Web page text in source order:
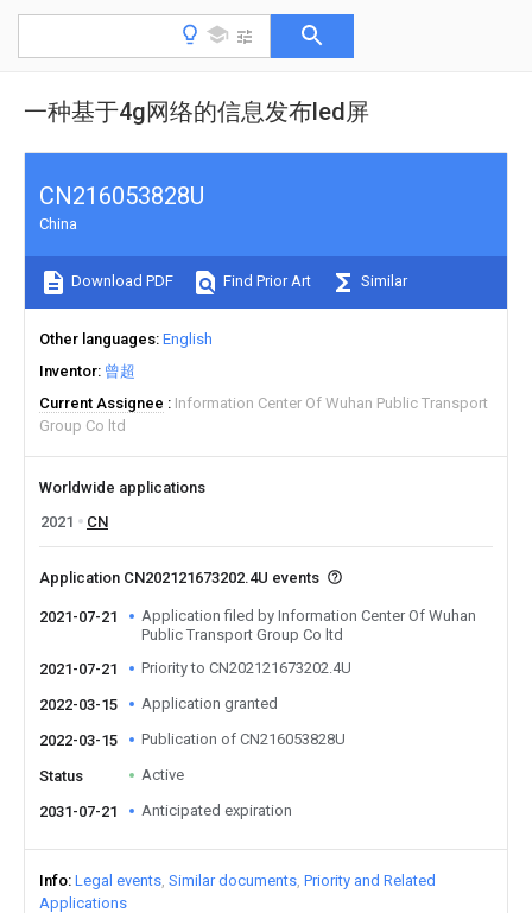
一种基于4g网络的信息发布led屏
CN216053828U
China
Download PDF Find Prior Art Similar
Other languages English
Inventor 曾超
Current Assignee
Information Center Of Wuhan Public Transport
Group Co ltd
Worldwide applications
2021
CN
Application CN202121673202.4U events
2021-07-21
Application filed by Information Center Of Wuhan
Public Transport Group Co ltd
2021-07-21
Priority to CN202121673202.4U
2022-03-15 Application granted
2022-03-15 Publication of CN216053828U
Status Active
2031-07-21 Anticipated expiration
Info Legal events Similar documents Priority and Related
Applications